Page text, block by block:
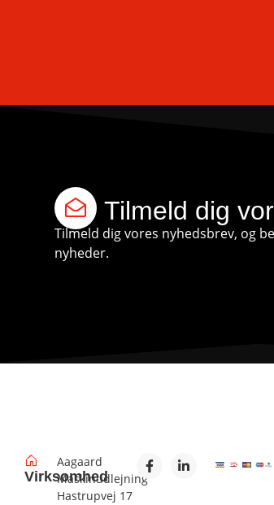
Tilmeld dig
Tilmeld dig vores nyhedsbrev, og
nyheder.
Virksomhed
Aagaard
Maskinudlejning
Hastrupvej 17